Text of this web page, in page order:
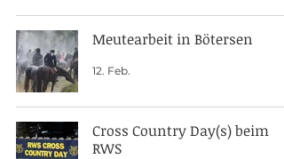
Meutearbeit in Bötersen
12. Feb.
Cross Country Day(s) beim
RWS